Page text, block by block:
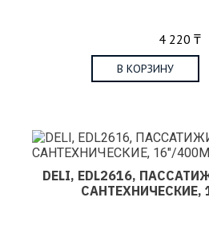
4 220 ₸
В КОРЗИНУ
DELI, EDL2616,
САНТЕХНИЧЕСКИЕ,